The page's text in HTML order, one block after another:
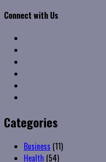
Connect with Us
Categories
Business (11)
Health (54)